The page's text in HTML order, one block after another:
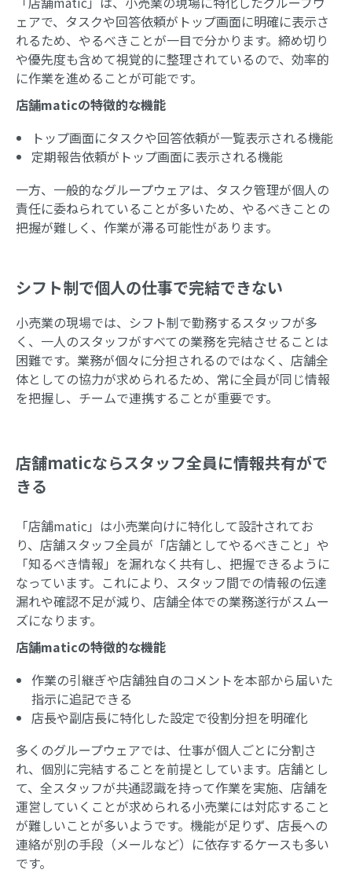
ェアで、タスクや回答依頼がトップ画面に明確に表示さ
れるため、やるべきことが一目で分かります。締め切り
や優先度も含めて視覚的に整理されているので、効率的
に作業を進めることが可能です。
店舗maticの特徴的な機能
トップ画面にタスクや回答依頼が一覧表示される機能
定期報告依頼がトップ画面に表示される機能
一方、一般的なグループウェアは、タスク管理が個人の
責任に委ねられていることが多いため、やるべきことの
把握が難しく、作業が滞る可能性があります。
シフト制で個人の仕事で完結できない
小売業の現場では、シフト制で勤務するスタッフが多
く、一人のスタッフがすべての業務を完結させることは
困難です。業務が個々に分担されるのではなく、店舗全
体としての協力が求められるため、常に全員が同じ情報
を把握し、チームで連携することが重要です。
店舗maticならスタッフ全員に情報共有がで
きる
「店舗matic」は小売業向けに特化して設計されてお
り、店舗スタッフ全員が「店舗としてやるべきこと」や
「知るべき情報」を漏れなく共有し、把握できるように
なっています。これにより、スタッフ間での情報の伝達
漏れや確認不足が減り、店舗全体での業務遂行がスムー
ズになります。
店舗maticの特徴的な機能
作業の引継ぎや店舗独自のコメントを本部から届いた
指示に追記できる
店長や副店長に特化した設定で役割分担を明確化
多くのグループウェアでは、仕事が個人ごとに分割さ
れ、個別に完結することを前提としています。店舗とし
て、全スタッフが共通認識を持って作業を実施、店舗を
運営していくことが求められる小売業には対応すること
が難しいことが多いようです。機能が足りず、店長への
連絡が別の手段（メールなど）に依存するケースも多い
です。